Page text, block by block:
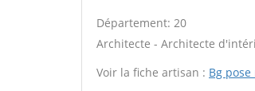
Département: 20
Architecte - Architecte
Voir la fiche artisan : Bg